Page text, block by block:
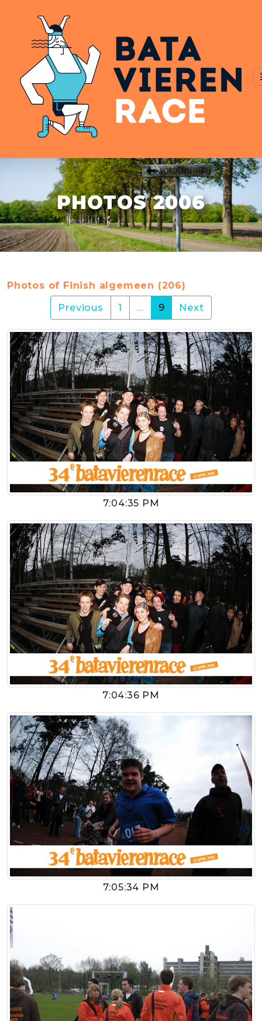
PHOTOS 2006
Photos of Finish algemeen (206)
Previous
1 … 9(current)
Next
7:04:35 PM
7:04:36 PM
7:05:34 PM